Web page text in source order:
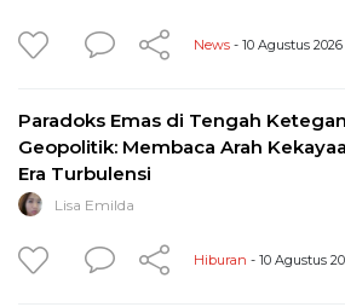
News - 10 Agustus 2026
Paradoks Emas di Tengah
Geopolitik: Membaca Arah
Era Turbulensi
Lisa Emilda
Hiburan - 10 Agustus